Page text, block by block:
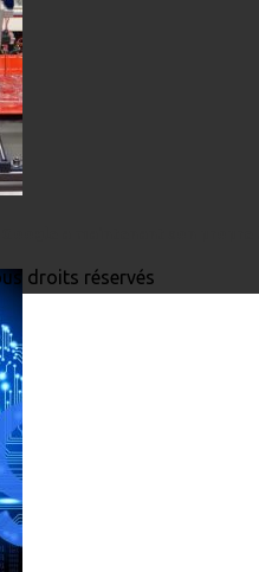
a maintenant son propre
droits réservés